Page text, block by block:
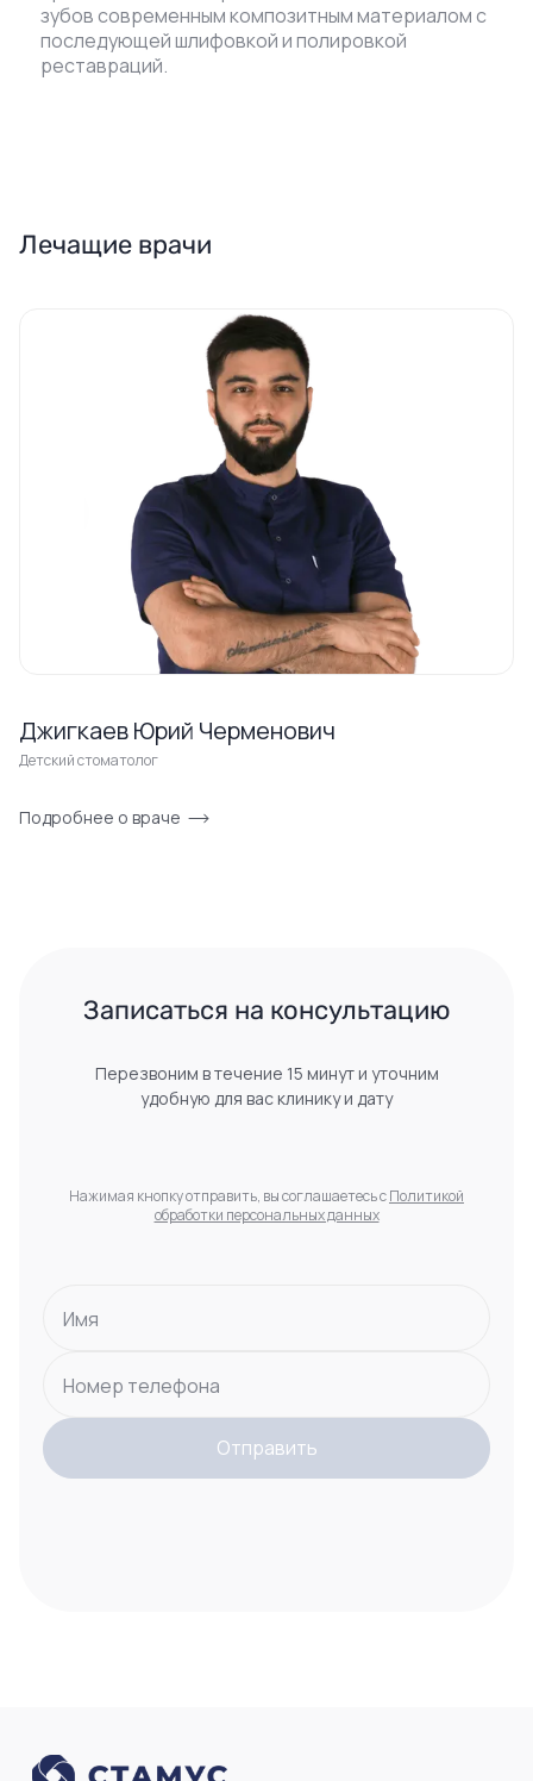
зубов современным композитным материалом с
последующей шлифовкой и полировкой
реставраций.
Лечащие врачи
Джигкаев Юрий Черменович
Детский стоматолог
Подробнее о враче
Записаться на консультацию
Перезвоним в течение 15 минут и уточним
удобную для вас клинику и дату
Нажимая кнопку отправить, вы соглашаетесь сПолитикой
обработки персональных данных
Имя
Номер телефона
Отправить